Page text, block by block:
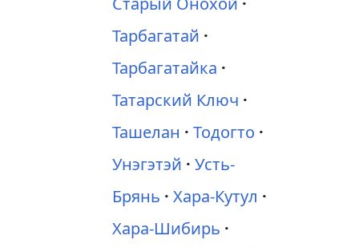
Тарбагатай
Тарбагатайка
Татарский Ключ
Ташелан
Тодогто
Унэгэтэй
Усть-
Брянь
Хара-Кутул
Хара-Шибирь